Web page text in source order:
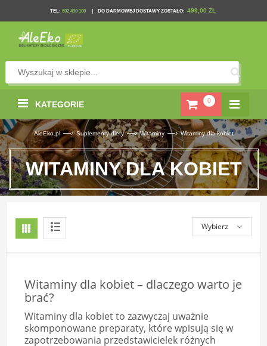
TEL: 602 490 100 DO DARMOWEJ DOSTAWY ZOSTAŁO: 499,00 ZŁ
0
KATEGORIE
AleEko.pl —› Suplementy diety —› Witaminy —› Witaminy dla kobiet
WITAMINY DLA KOBIET
Wybierz
Witaminy dla kobiet – dlaczego warto je
brać?
Witaminy dla kobiet to zazwyczaj uważnie
skomponowane preparaty, które wpisują się w
zapotrzebowania przedstawicielek różnych